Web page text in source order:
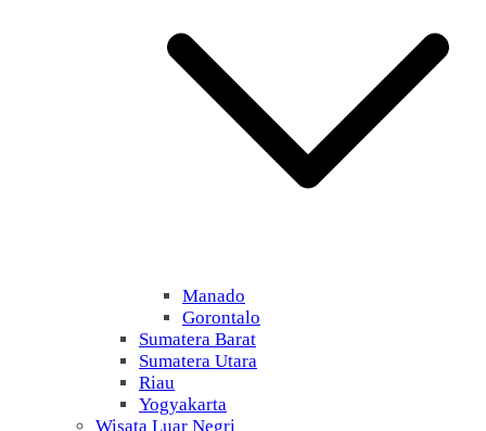
Manado
Gorontalo
Sumatera Barat
Sumatera Utara
Riau
Yogyakarta
Wisata Luar Negri